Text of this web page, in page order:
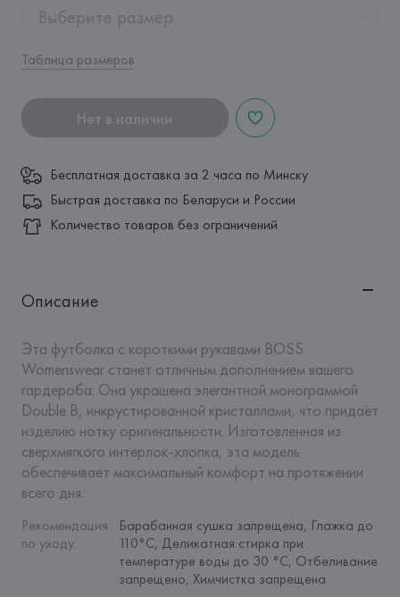
Выберите размер
Таблица размеров
Нет в наличии
Бесплатная доставка за 2 часа по Минску
Быстрая доставка по Беларуси и России
Количество товаров без ограничений
Описание
Эта футболка с короткими рукавами BOSS
Womenswear станет отличным дополнением вашего
гардероба. Она украшена элегантной монограммой
Double B, инкрустированной кристаллами, что придаёт
изделию нотку оригинальности. Изготовленная из
сверхмягкого интерлок-хлопка, эта модель
обеспечивает максимальный комфорт на протяжении
всего дня.
Рекомендация
по уходу:
Барабанная сушка запрещена, Глажка до
110°C, Деликатная стирка при
температуре воды до 30 °C, Отбеливание
запрещено, Химчистка запрещена